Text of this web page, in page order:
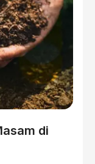
di